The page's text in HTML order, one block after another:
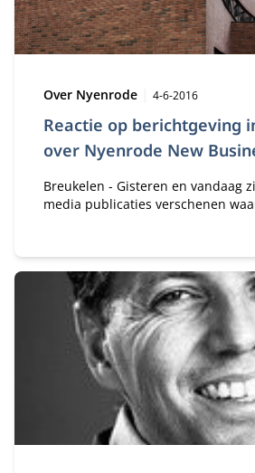
Reactie op berichtgeving
over Nyenrode New
Type:
Over Nyenrode 4-6-2016
Breukelen - Gisteren en vandaag
media publicaties verschenen
naar China. Achtergrond van de berichtgeving is dat
er deze week klachten bij het
van Nyenrode werden gemeld
gebeurtenissen tijdens de China
de naam van directeur Anton
genoemd.